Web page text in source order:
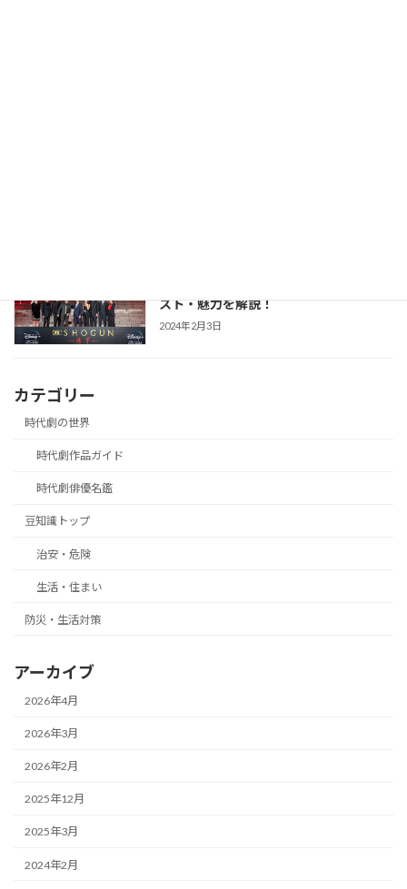
スト・魅力を解説！
2024年2月3日
カテゴリー
時代劇の世界
時代劇作品ガイド
時代劇俳優名鑑
豆知識トップ
治安・危険
生活・住まい
防災・生活対策
アーカイブ
2026年4月
2026年3月
2026年2月
2025年12月
2025年3月
2024年2月